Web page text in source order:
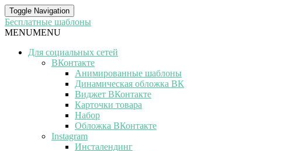
Toggle Navigation
Бесплатные шаблоны
MENUMENU
Для социальных сетей
ВКонтакте
Анимированные шаблоны
Динамическая обложка ВК
Виджет ВКонтакте
Карточки товара
Набор
Обложка ВКонтакте
Instagram
Инсталендинг